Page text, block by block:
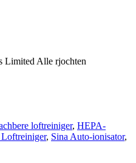
Limited Alle rjochten
loftreiniger, HEPA-
Loftreiniger, Sina Auto-ionisator,